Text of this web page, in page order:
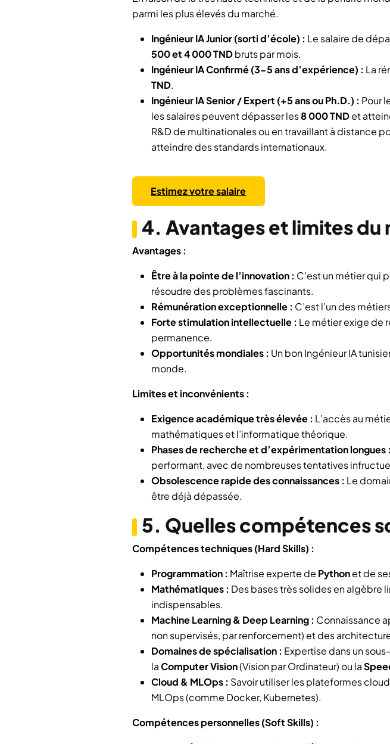
parmi les plus élevés du marché.
Ingénieur IA Junior (sorti d’école) : Le salaire de
500 et 4 000 TNDbruts par mois.
Ingénieur IA Confirmé (3-5 ans d’expérience) : La
TND.
Ingénieur IA Senior / Expert (+5 ans ou Ph.D.) : Pour
les salaires peuvent dépasser les8 000 TNDet
R&D de multinationales ou en travaillant à distance
atteindre des standards internationaux.
Estimez votre salaire
4. Avantages et limites du
Avantages :
Être à la pointe de l’innovation : C’est un métier qui
résoudre des problèmes fascinants.
Rémunération exceptionnelle : C’est l’un des
Forte stimulation intellectuelle : Le métier exige de
permanence.
Opportunités mondiales : Un bon Ingénieur IA
monde.
Limites et inconvénients :
Exigence académique très élevée : L’accès au
mathématiques et l’informatique théorique.
Phases de recherche et d’expérimentation longues :
performant, avec de nombreuses tentatives
Obsolescence rapide des connaissances : Le
être déjà dépassée.
5. Quelles compétences
Compétences techniques (Hard Skills) :
Programmation : Maîtrise experte de Pythonet de
Mathématiques : Des bases très solides en
indispensables.
Machine Learning & Deep Learning : Connaissance
non supervisés, par renforcement) et des
Domaines de spécialisation : Expertise dans un
laComputer Vision(Vision par Ordinateur) ou la
Cloud & MLOps : Savoir utiliser les plateformes cloud
MLOps (comme Docker, Kubernetes).
Compétences personnelles (Soft Skills) :